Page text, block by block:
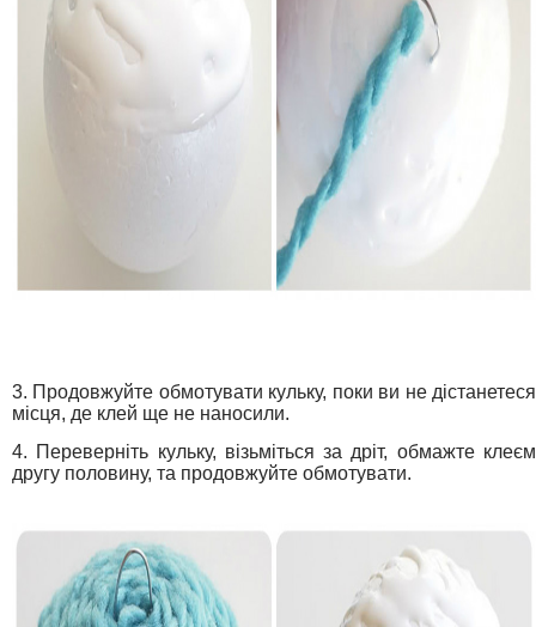
3. Продовжуйте обмотувати кульку, поки ви не дістанетеся
місця, де клей ще не наносили.
4. Переверніть кульку, візьміться за дріт, обмажте клеєм
другу половину, та продовжуйте обмотувати.